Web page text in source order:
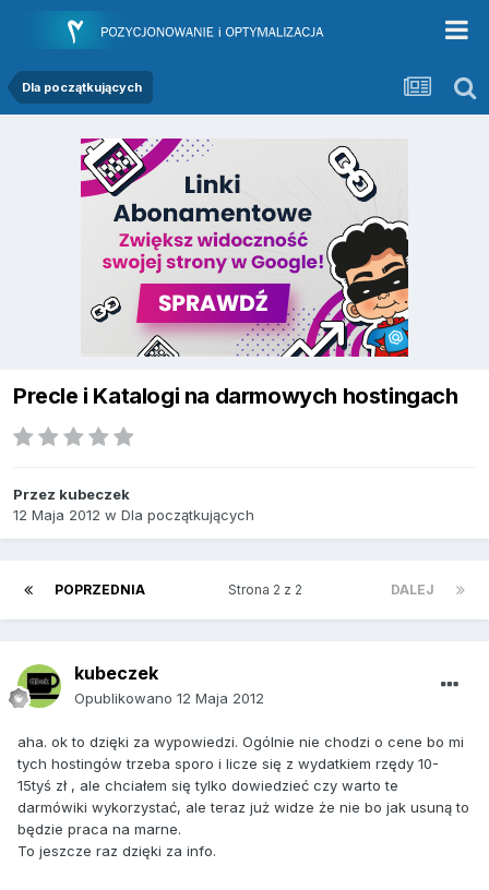
Dla początkujących
Precle i Katalogi na darmowych hostingach
Przez kubeczek
12 Maja 2012 w Dla początkujących
POPRZEDNIA DALEJ
Strona 2 z 2
kubeczek
Opublikowano 12 Maja 2012
aha. ok to dzięki za wypowiedzi. Ogólnie nie chodzi o cene bo mi
tych hostingów trzeba sporo i licze się z wydatkiem rzędy 10-
15tyś zł , ale chciałem się tylko dowiedzieć czy warto te
darmówiki wykorzystać, ale teraz już widze że nie bo jak usuną to
będzie praca na marne.
To jeszcze raz dzięki za info.